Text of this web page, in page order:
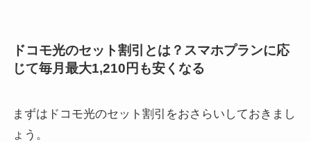
ドコモ光のセット割引とは？スマホプランに応
じて毎月最大1,210円も安くなる
まずはドコモ光のセット割引をおさらいしておきまし
ょう。